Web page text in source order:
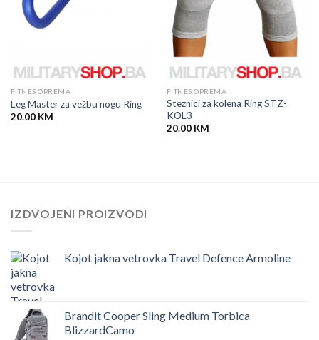
FITNES OPREMA
Leg Master za vežbu nogu Ring
20.00 KM
FITNES OPREMA
Steznici za kolena Ring STZ-
KOL3
20.00 KM
IZDVOJENI PROIZVODI
Kojot jakna vetrovka Travel Defence Armoline
Brandit Cooper Sling Medium Torbica
BlizzardCamo